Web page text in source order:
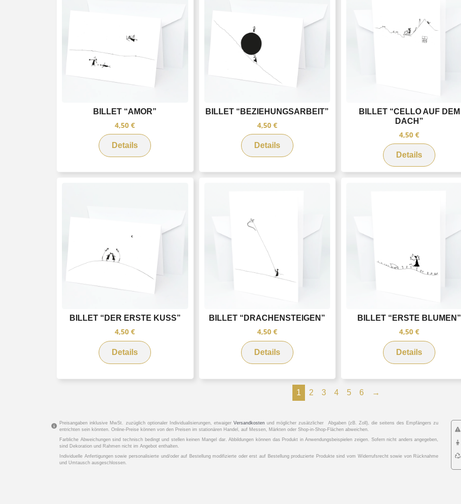
BILLET “AMOR”
4,50€
Details
BILLET “BEZIEHUNGSARBEIT”
4,50 €
Details
BILLET “CELLO AUF DEM
DACH”
4,50€
Details
BILLET “DER ERSTE KUSS”
4,50€
Details
BILLET “DRACHENSTEIGEN”
4,50 €
Details
BILLET “ERSTE BLUMEN”
4,50€
Details
1 2 3 4 5 6 →
Preisangaben inklusive MwSt. zuzüglich optionaler Individualisierungen, etwaiger Versandkosten und möglicher zusätzlicher Abgaben (zB. Zoll), die seitens des Empfängers zu
entrichten sein könnten. Online-Preise können von den Preisen im stationären Handel, auf Messen, Märkten oder Shop-in-Shop-Flächen abweichen.
Farbliche Abweichungen sind technisch bedingt und stellen keinen Mangel dar. Abbildungen können das Produkt in Anwendungsbeispielen zeigen. Sofern nicht anders angegeben,
sind Dekoration und Rahmen nicht im Angebot enthalten.
Individuelle Anfertigungen sowie personalisierte und/oder auf Bestellung modifizierte oder erst auf Bestellung produzierte Produkte sind vom Widerrufsrecht sowie von Rücknahme
und Umtausch ausgeschlossen.